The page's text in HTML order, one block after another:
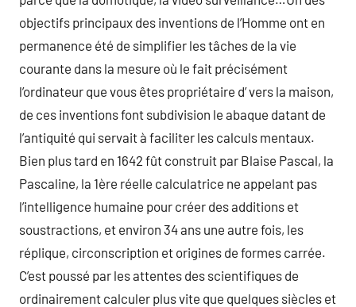
objectifs principaux des inventions de l’Homme ont en
permanence été de simplifier les tâches de la vie
courante dans la mesure où le fait précisément
l’ordinateur que vous êtes propriétaire d’ vers la maison,
de ces inventions font subdivision le abaque datant de
l’antiquité qui servait à faciliter les calculs mentaux.
Bien plus tard en 1642 fût construit par Blaise Pascal, la
Pascaline, la 1ère réelle calculatrice ne appelant pas
l’intelligence humaine pour créer des additions et
soustractions, et environ 34 ans une autre fois, les
réplique, circonscription et origines de formes carrée.
C’est poussé par les attentes des scientifiques de
ordinairement calculer plus vite que quelques siècles et